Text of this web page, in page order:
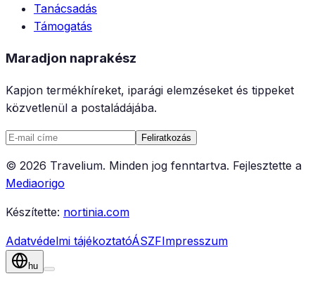
Tanácsadás
Támogatás
Maradjon naprakész
Kapjon termékhíreket, iparági elemzéseket és tippeket
közvetlenül a postaládájába.
Feliratkozás
© 2026 Travelium. Minden jog fenntartva. Fejlesztette a
Mediaorigo
Készítette: nortinia.com
Adatvédelmi tájékoztatóÁSZFImpresszum
hu